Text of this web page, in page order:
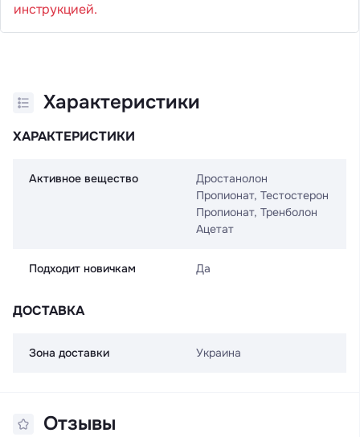
инструкцией.
Характеристики
ХАРАКТЕРИСТИКИ
Активное вещество
Дростанолон
Пропионат, Тестостерон
Пропионат, Тренболон
Ацетат
Подходит новичкам Да
ДОСТАВКА
Зона доставки Украина
Отзывы